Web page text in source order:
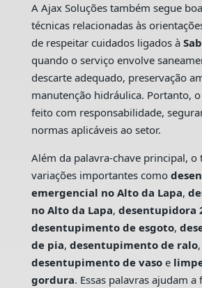
A Ajax Soluções também segue
técnicas relacionadas às
de respeitar cuidados ligados à
quando o serviço envolve
descarte adequado, preservação
manutenção hidráulica. Portanto,
feito com responsabilidade,
normas aplicáveis ao setor.
Além da palavra-chave principal, o
variações importantes como
emergencial no Alto da Lapa,
no Alto da Lapa, desentupidora
desentupimento de esgoto,
de pia, desentupimento de ralo,
desentupimento de vasoe
gordura. Essas palavras ajudam